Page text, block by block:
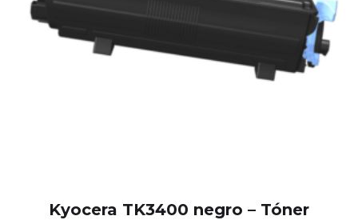
Kyocera TK3400 negro – Tóner